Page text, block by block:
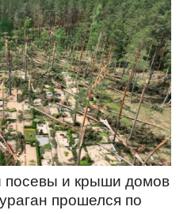
посевы и крыши домов
прошелся по